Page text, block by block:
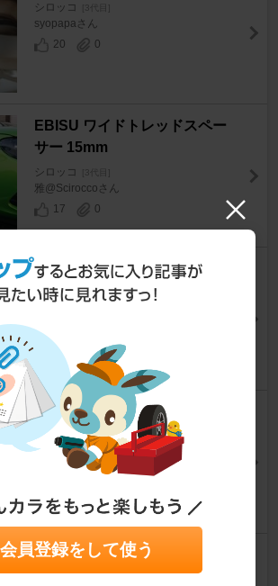
シロッコ
syopapaさん
20
0
EBISU ワイドトレッドスペー
サー 15mm
シロッコ
雅@Sciroccoさん
17
0
ART FACTORY GRAPHICS ﾙｰ
ﾌ&ﾙｰﾌｽﾎﾟｲﾗｰﾗｯﾋﾟﾝｸﾞ
ikeiさん
40
EAGLE EYES レッドクリアLE
Dライトバーテールランプ
シロッコ [3代目]
15
Forge Motorsport Valve Sprin
g Tuning Kit
会員登録をして使う